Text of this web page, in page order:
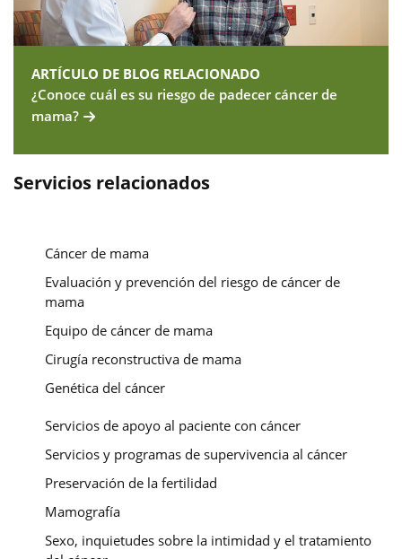
ARTÍCULO DE BLOG RELACIONADO
¿Conoce cuál es su riesgo de padecer cáncer de
mama?
Servicios relacionados
Cáncer de mama
Evaluación y prevención del riesgo de cáncer de
mama
Equipo de cáncer de mama
Cirugía reconstructiva de mama
Genética del cáncer
Servicios de apoyo al paciente con cáncer
Servicios y programas de supervivencia al cáncer
Preservación de la fertilidad
Mamografía
Sexo, inquietudes sobre la intimidad y el tratamiento